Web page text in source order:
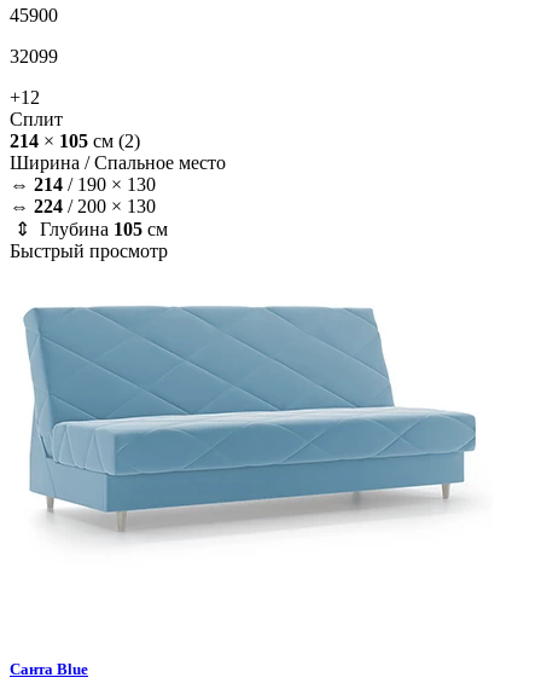
45900
32099
+12
Сплит
214 × 105 см (2)
Ширина /Спальное место
⇔ 214 / 190 × 130
⇔ 224 / 200 × 130
⇕ Глубина 105 см
Быстрый просмотр
Санта Blue